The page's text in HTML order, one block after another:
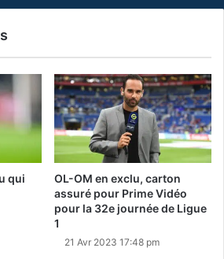
qui
OL-OM en exclu, carton
assuré pour Prime Vidéo
pour la 32e journée de Ligue
1
21 Avr 2023 17:48 pm